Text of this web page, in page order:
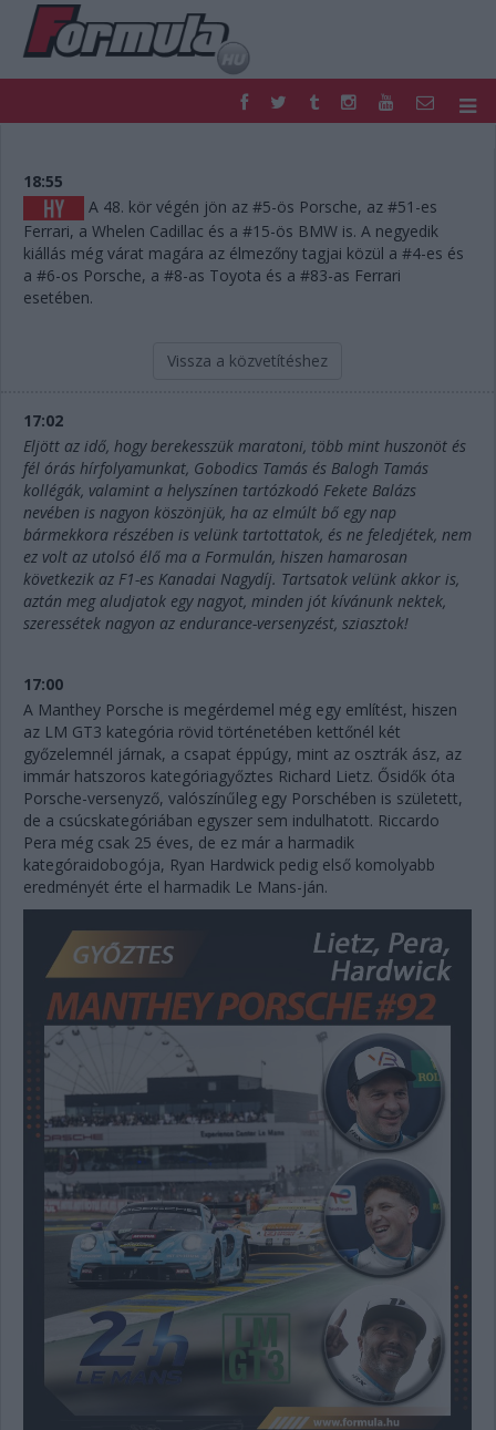
FORMULA
NEMZETKÖZI
HAZAI
RETRO
EGYÉB
PODCAST
SHOP
LIVE
TIPPJÁTÉK
18:55
A 48. kör végén jön az #5-ös Porsche, az #51-es
Ferrari, a Whelen Cadillac és a #15-ös BMW is. A negyedik
kiállás még várat magára az élmezőny tagjai közül a #4-es és
a #6-os Porsche, a #8-as Toyota és a #83-as Ferrari
esetében.
Vissza a közvetítéshez
17:02
Eljött az idő, hogy berekesszük maratoni, több mint huszonöt és
fél órás hírfolyamunkat, Gobodics Tamás és Balogh Tamás
kollégák, valamint a helyszínen tartózkodó Fekete Balázs
nevében is nagyon köszönjük, ha az elmúlt bő egy nap
bármekkora részében is velünk tartottatok, és ne feledjétek, nem
ez volt az utolsó élő ma a Formulán, hiszen hamarosan
következik az F1-es Kanadai Nagydíj. Tartsatok velünk akkor is,
aztán meg aludjatok egy nagyot, minden jót kívánunk nektek,
szeressétek nagyon az endurance-versenyzést, sziasztok!
17:00
A Manthey Porsche is megérdemel még egy említést, hiszen
az LM GT3 kategória rövid történetében kettőnél két
győzelemnél járnak, a csapat éppúgy, mint az osztrák ász, az
immár hatszoros kategóriagyőztes Richard Lietz. Ősidők óta
Porsche-versenyző, valószínűleg egy Porschében is született,
de a csúcskategóriában egyszer sem indulhatott. Riccardo
Pera még csak 25 éves, de ez már a harmadik
kategóraidobogója, Ryan Hardwick pedig első komolyabb
eredményét érte el harmadik Le Mans-ján.